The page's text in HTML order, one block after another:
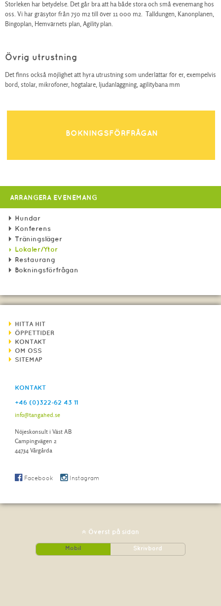
Storleken har betydelse. Det går bra att ha både stora och små evenemang hos
oss. Vi har gräsytor från 750 m2 till över 11 000 m2. Talldungen, Kanonplanen,
Bingoplan, Hemvärnets plan, Agility plan.
Övrig utrustning
Det finns också möjlighet att hyra utrustning som underlättar för er, exempelvis
bord, stolar, mikrofoner, högtalare, ljudanläggning, agilitybana mm
BOKNINGSFÖRFRÅGAN
ARRANGERA EVENEMANG
Hundar
Konferens
Träningsläger
Lokaler/Ytor
Restaurang
Bokningsförfrågan
HITTA HIT
ÖPPETTIDER
KONTAKT
OM OSS
SITEMAP
KONTAKT
+46 (0)322-62 43 11
info@tangahed.se
Nöjeskonsult i Väst AB
Campingvägen 2
44734 Vårgårda
Facebook Instagram
Överst på sidan
Mobil Skrivbord